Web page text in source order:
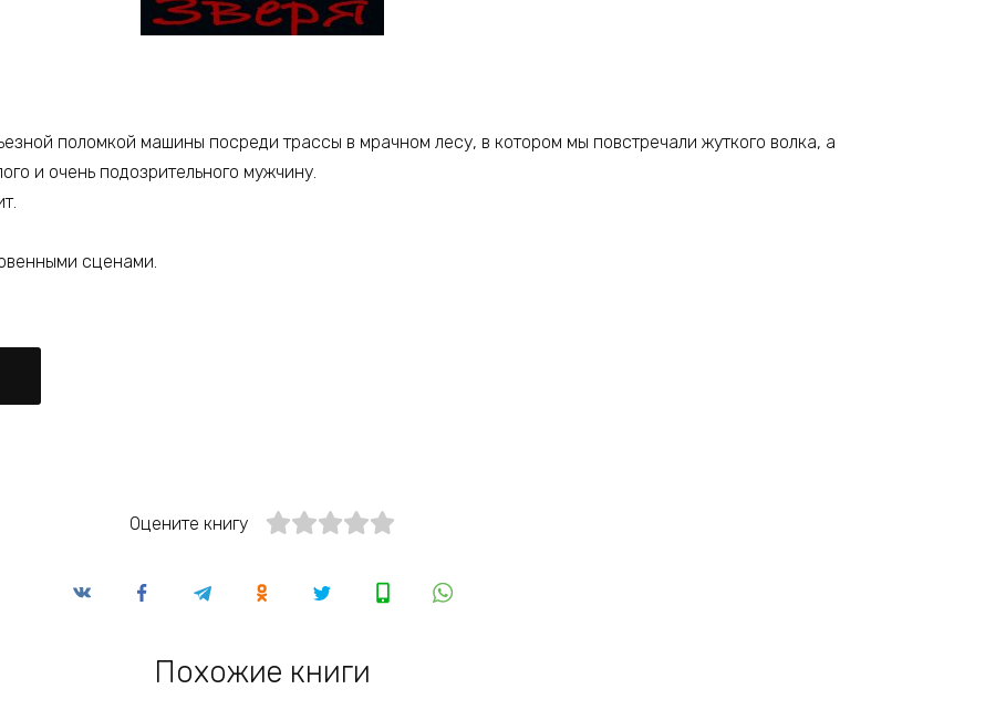
поломкой машины посреди трассы в мрачном лесу, в котором мы повстречали жуткого волка, а
и очень подозрительного мужчину.
сценами.
Оцените книгу
Похожие книги